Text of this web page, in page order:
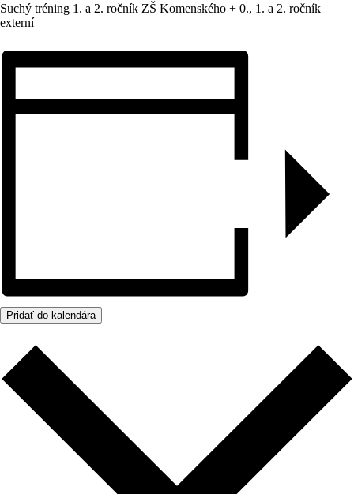
Suchý tréning 1. a 2. ročník ZŠ Komenského + 0., 1. a 2. ročník
externí
Pridať do kalendára